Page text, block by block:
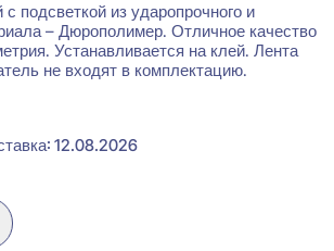
подсветкой из ударопрочного и
– Дюрополимер. Отличное качество
Устанавливается на клей. Лента
не входят в комплектацию.
12.08.2026